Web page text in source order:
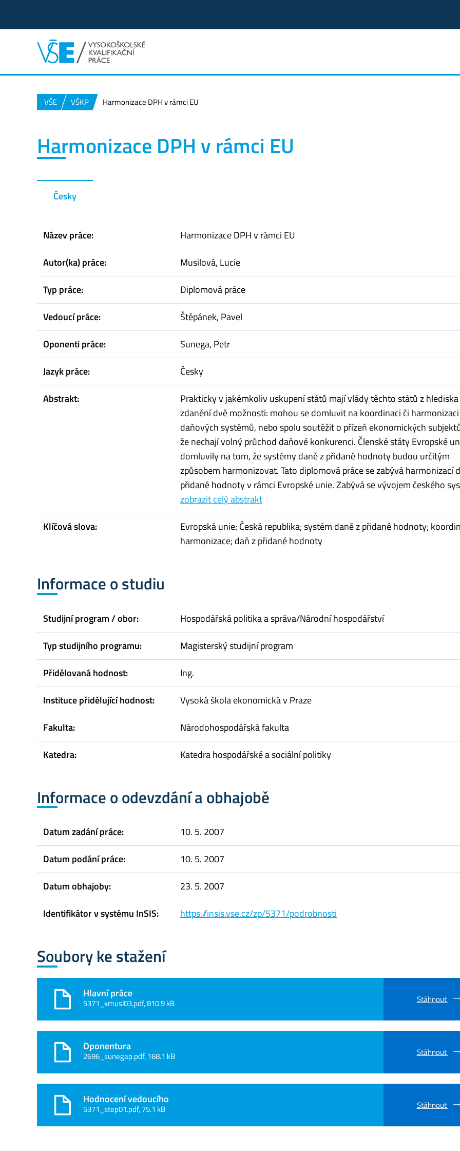
VŠE VŠKP Harmonizace DPH v rámci EU
Harmonizace DPH v rámci EU
Česky
Název práce:
Harmonizace DPH v rámci EU
Autor(ka) práce:
Musilová, Lucie
Typ práce:
Diplomová práce
Vedoucí práce:
Štěpánek, Pavel
Oponenti práce:
Sunega, Petr
Jazyk práce:
Česky
Abstrakt:
Prakticky v jakémkoliv uskupení států mají vlády těchto států z hlediska
zdanění dvě možnosti: mohou se domluvit na koordinaci či harmonizaci
daňových systémů, nebo spolu soutěžit o přízeň ekonomických
že nechají volný průchod daňové konkurenci. Členské státy Evropské
domluvily na tom, že systémy daně z přidané hodnoty budou určitým
způsobem harmonizovat. Tato diplomová práce se zabývá harmonizací
přidané hodnoty v rámci Evropské unie. Zabývá se vývojem českého
zobrazit celý abstrakt
Klíčová slova:
Evropská unie; Česká republika; systém daně z přidané hodnoty;
harmonizace; daň z přidané hodnoty
Informace o studiu
Studijní program / obor:
Hospodářská politika a správa/Národní hospodářství
Typ studijního programu:
Magisterský studijní program
Přidělovaná hodnost:
Ing.
Instituce přidělující hodnost:
Vysoká škola ekonomická v Praze
Fakulta:
Národohospodářská fakulta
Katedra:
Katedra hospodářské a sociální politiky
Informace o odevzdání a obhajobě
Datum zadání práce:
10. 5. 2007
Datum podání práce:
10. 5. 2007
Datum obhajoby:
23. 5. 2007
Identifikátor v systému InSIS:
https://insis.vse.cz/zp/5371/podrobnosti
Soubory ke stažení
Hlavní práce
5371_xmusl03.pdf, 810.9 kB Stáhnout
Oponentura
2696_sunegap.pdf, 168.1 kB Stáhnout
Hodnocení vedoucího
5371_step01.pdf, 75.1 kB Stáhnout